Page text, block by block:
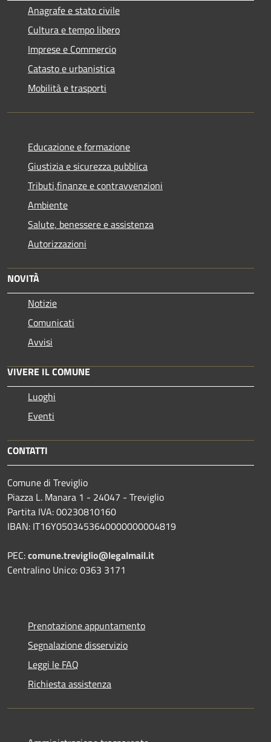
Anagrafe e stato civile
Cultura e tempo libero
Imprese e Commercio
Catasto e urbanistica
Mobilità e trasporti
Educazione e formazione
Giustizia e sicurezza pubblica
Tributi,finanze e contravvenzioni
Ambiente
Salute, benessere e assistenza
Autorizzazioni
NOVITÀ
Notizie
Comunicati
Avvisi
VIVERE IL COMUNE
Luoghi
Eventi
CONTATTI
Comune di Treviglio
Piazza L. Manara 1 - 24047 - Treviglio
Partita IVA: 00230810160
IBAN: IT16Y0503453640000000004819
PEC:comune.treviglio@legalmail.it
Centralino Unico: 0363 3171
Prenotazione appuntamento
Segnalazione disservizio
Leggi le FAQ
Richiesta assistenza